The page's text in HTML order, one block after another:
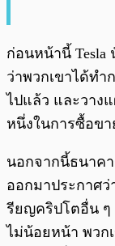
ก่อนหน้านี้ Tesla
ว่าพวกเขาได้ทำ
ไปแล้ว และวาง
หนึ่งในการซื้อข
นอกจากนี้ธนาค
ออกมาประกาศว่
รียญคริปโตอื่น ๆ
ไม่น้อยหน้า พวก